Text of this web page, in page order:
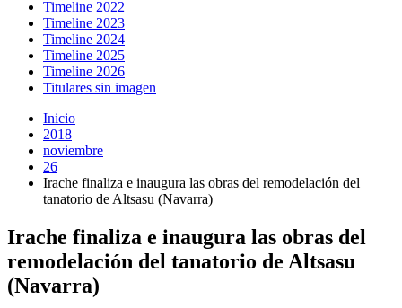
Timeline 2022
Timeline 2023
Timeline 2024
Timeline 2025
Timeline 2026
Titulares sin imagen
Inicio
2018
noviembre
26
Irache finaliza e inaugura las obras del remodelación del
tanatorio de Altsasu (Navarra)
Irache finaliza e inaugura las obras del
remodelación del tanatorio de Altsasu
(Navarra)